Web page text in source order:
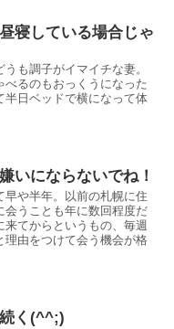
寝している場合じゃ
も調子がイマイチな妻。
るのもおっくうになった
半日ベッドで横になって体
いにならないでね！
や半年。以前の札幌に住
会うことも年に数回程度だ
来てからというもの、毎週
理由をつけて会う機会が格
く(^^;)